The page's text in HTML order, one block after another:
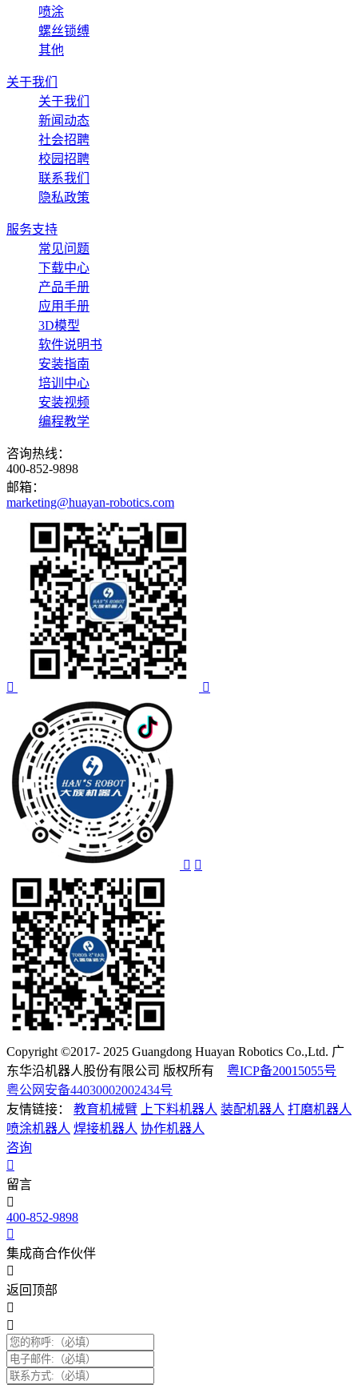
喷涂
螺丝锁缚
其他
关于我们
关于我们
新闻动态
社会招聘
校园招聘
联系我们
隐私政策
服务支持
常见问题
下载中心
产品手册
应用手册
3D模型
软件说明书
安装指南
培训中心
安装视频
编程教学
咨询热线：
400-852-9898
邮箱：
marketing@huayan-robotics.com
Copyright ©2017- 2025 Guangdong Huayan Robotics Co.,Ltd. 广
东华沿机器人股份有限公司 版权所有 粤ICP备20015055号
粤公网安备44030002002434号
友情链接：
教育机械臂 上下料机器人 装配机器人 打磨机器人
喷涂机器人 焊接机器人 协作机器人
咨询
留言
400-852-9898
集成商合作伙伴
返回顶部